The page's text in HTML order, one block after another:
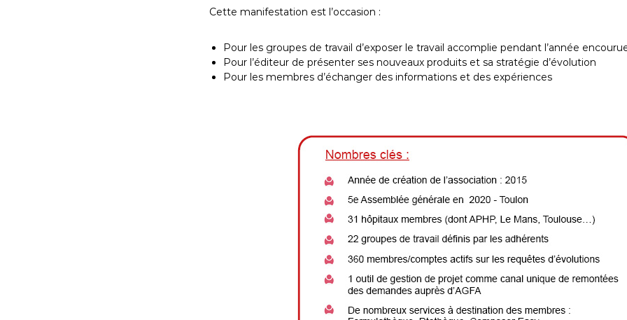
Cette manifestation est l’occasion :
Pour les groupes de travail d’exposer le travail accomplie pendant l’année
Pour l’éditeur de présenter ses nouveaux produits et sa stratégie d’évolution
Pour les membres d’échanger des informations et des expériences